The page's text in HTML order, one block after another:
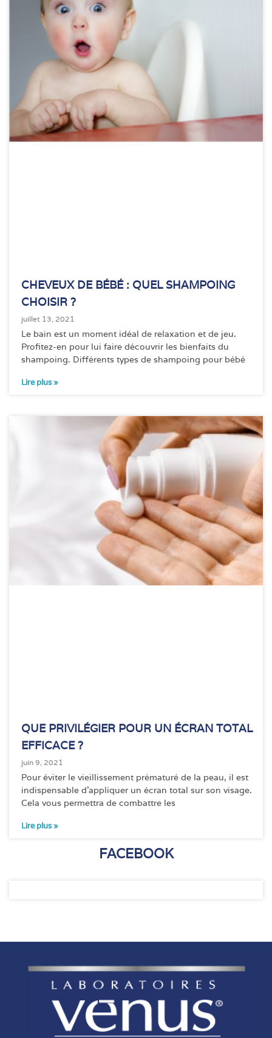
CHEVEUX DE BÉBÉ : QUEL SHAMPOING
CHOISIR ?
juillet 13, 2021
Le bain est un moment idéal de relaxation et de jeu.
Profitez-en pour lui faire découvrir les bienfaits du
shampoing. Différents types de shampoing pour bébé
Lire plus »
QUE PRIVILÉGIER POUR UN ÉCRAN TOTAL
EFFICACE ?
juin 9, 2021
Pour éviter le vieillissement prématuré de la peau, il est
indispensable d’appliquer un écran total sur son visage.
Cela vous permettra de combattre les
Lire plus »
FACEBOOK